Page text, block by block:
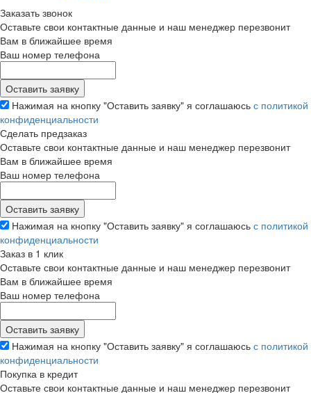
Заказать звонок
Оставьте свои контактные данные и наш менеджер перезвонит
Вам в ближайшее время
Ваш номер телефона
Нажимая на кнопку "Оставить заявку" я соглашаюсь с политикой
конфиденциальности
Сделать предзаказ
Оставьте свои контактные данные и наш менеджер перезвонит
Вам в ближайшее время
Ваш номер телефона
Нажимая на кнопку "Оставить заявку" я соглашаюсь с политикой
конфиденциальности
Заказ в 1 клик
Оставьте свои контактные данные и наш менеджер перезвонит
Вам в ближайшее время
Ваш номер телефона
Нажимая на кнопку "Оставить заявку" я соглашаюсь с политикой
конфиденциальности
Покупка в кредит
Оставьте свои контактные данные и наш менеджер перезвонит